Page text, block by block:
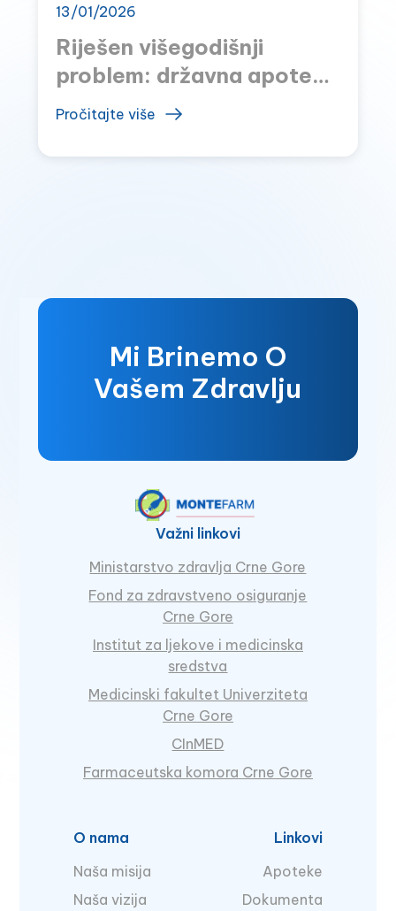
13/01/2026
Riješen višegodišnji
problem: državna apoteka
u Sutomoru otvorena
Pročitajte više
Mi Brinemo O
Vašem Zdravlju
Važni linkovi
Ministarstvo zdravlja Crne Gore
Fond za zdravstveno osiguranje
Crne Gore
Institut za ljekove i medicinska
sredstva
Medicinski fakultet Univerziteta
Crne Gore
CInMED
Farmaceutska komora Crne Gore
O nama
Naša misija
Naša vizija
Linkovi
Apoteke
Dokumenta